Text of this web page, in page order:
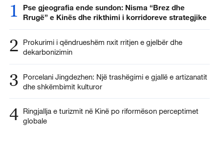
1
Pse gjeografia ende sundon: Nisma “Brez dhe
Rrugë” e Kinës dhe rikthimi i korridoreve strategjike
2
Prokurimi i qëndrueshëm nxit rritjen e gjelbër dhe
dekarbonizimin
3
Porcelani Jingdezhen: Një trashëgimi e gjallë e artizanatit
dhe shkëmbimit kulturor
4 Ringjallja e turizmit në Kinë po riformëson perceptimet
globale